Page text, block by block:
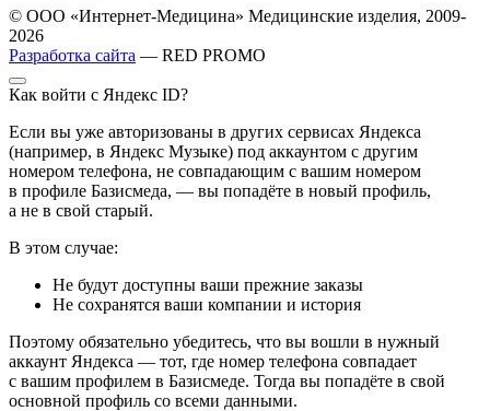
© ООО «Интернет-Медицина» Медицинские изделия, 2009-
2026
Разработка сайта — RED PROMO
Как войти с Яндекс ID?
Если вы уже авторизованы в других сервисах Яндекса
(например, в Яндекс Музыке) под аккаунтом с другим
номером телефона, не совпадающим с вашим номером
в профиле Базисмеда, — вы попадёте в новый профиль,
а не в свой старый.
В этом случае:
Не будут доступны ваши прежние заказы
Не сохранятся ваши компании и история
Поэтому обязательно убедитесь, что вы вошли в нужный
аккаунт Яндекса — тот, где номер телефона совпадает
с вашим профилем в Базисмеде. Тогда вы попадёте в свой
основной профиль со всеми данными.